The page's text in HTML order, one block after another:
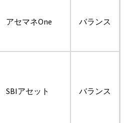
アセマネOne バランス
SBIアセット バランス